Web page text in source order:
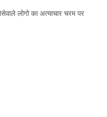
लोगो का अत्याचार चरम पर